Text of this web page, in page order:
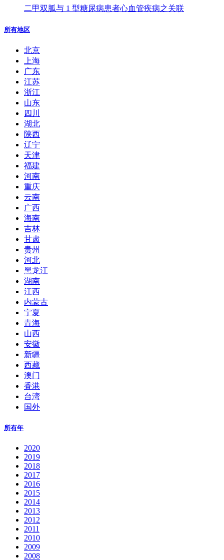
二甲双胍与 1 型糖尿病患者心血管疾病之关联
所有地区
北京
上海
广东
江苏
浙江
山东
四川
湖北
陕西
辽宁
天津
福建
河南
重庆
云南
广西
海南
吉林
甘肃
贵州
河北
黑龙江
湖南
江西
内蒙古
宁夏
青海
山西
安徽
新疆
西藏
澳门
香港
台湾
国外
所有年
2020
2019
2018
2017
2016
2015
2014
2013
2012
2011
2010
2009
2008